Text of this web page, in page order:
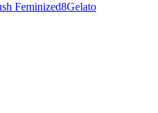
Feminized8Gelato